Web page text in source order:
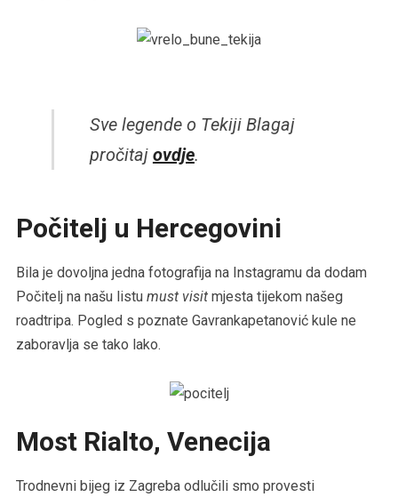
Sve legende o Tekiji Blagaj
pročitaj ovdje.
Počitelj u Hercegovini
Bila je dovoljna jedna fotografija na Instagramu da dodam
Počitelj na našu listu must visitmjesta tijekom našeg
roadtripa. Pogled s poznate Gavrankapetanović kule ne
zaboravlja se tako lako.
Most Rialto, Venecija
Trodnevni bijeg iz Zagreba odlučili smo provesti